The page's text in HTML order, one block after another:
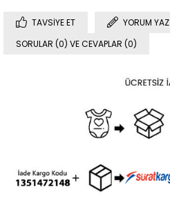
TAVSIYE ET
YORUM YAZ
SORULAR (0) VE CEVAPLAR (0)